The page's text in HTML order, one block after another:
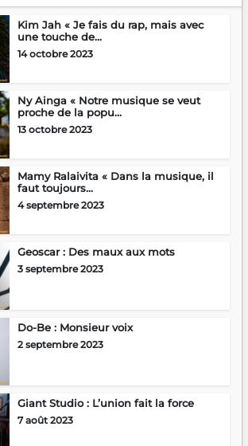
Kim Jah « Je fais du rap, mais avec
une touche de...
14 octobre 2023
Ny Ainga « Notre musique se veut
proche de la popu...
13 octobre 2023
Mamy Ralaivita « Dans la musique, il
faut toujours...
4 septembre 2023
Geoscar : Des maux aux mots
3 septembre 2023
Do-Be : Monsieur voix
2 septembre 2023
Giant Studio : L’union fait la force
7 août 2023